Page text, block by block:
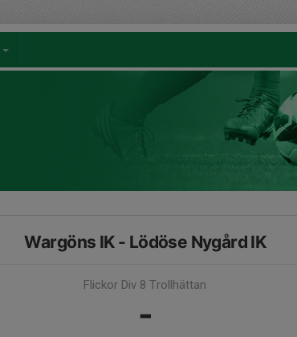
Wargöns IK - Lödöse Nygård IK
Flickor Div 8 Trollhättan
-